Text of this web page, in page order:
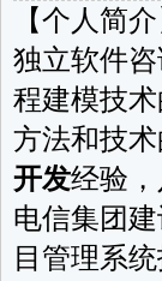
【个人简
独立软件
程建模技
方法和技
开发经验
电信集团
目管理系